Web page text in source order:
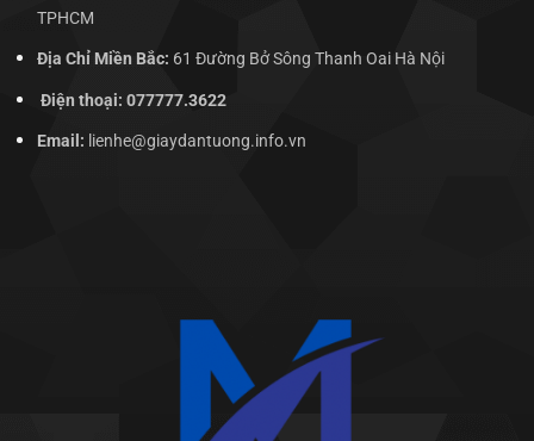
TPHCM
Địa Chỉ Miền Bắc: 61 Đường Bở Sông Thanh Oai Hà Nội
Điện thoại: 077777.3622
Email: lienhe@giaydantuong.info.vn